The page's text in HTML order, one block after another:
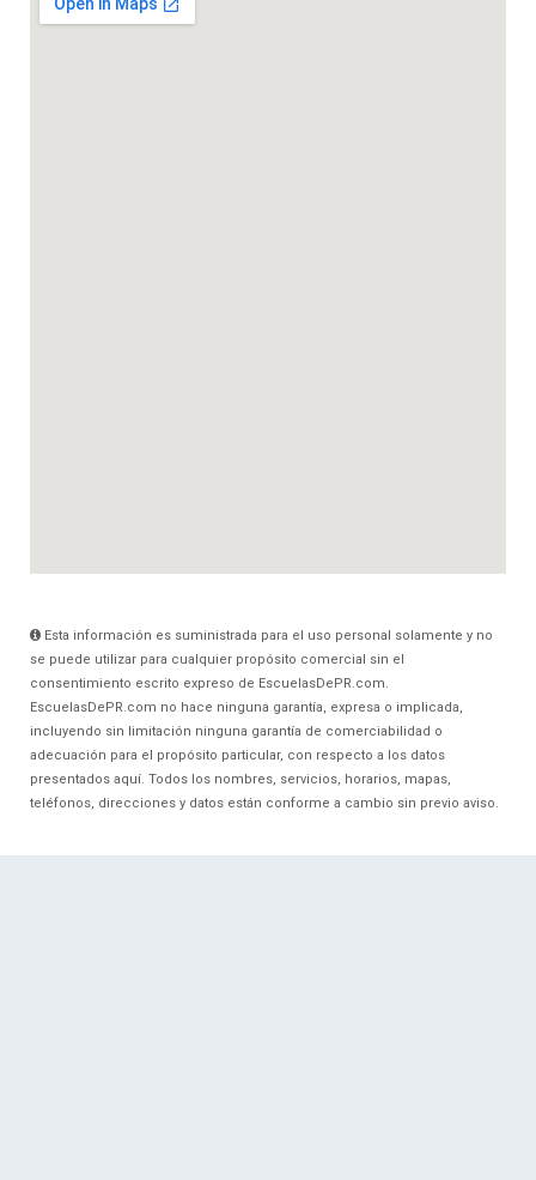
Esta información es suministrada para el uso personal solamente y no
se puede utilizar para cualquier propósito comercial sin el
consentimiento escrito expreso de EscuelasDePR.com.
EscuelasDePR.com no hace ninguna garantía, expresa o implicada,
incluyendo sin limitación ninguna garantía de comerciabilidad o
adecuación para el propósito particular, con respecto a los datos
presentados aquí. Todos los nombres, servicios, horarios, mapas,
teléfonos, direcciones y datos están conforme a cambio sin previo aviso.